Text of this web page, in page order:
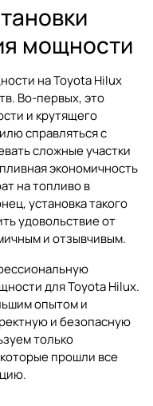
мощности
на Toyota Hilux
Во-первых, это
и крутящего
справляться с
сложные участки
экономичность
на топливо в
установка такого
удовольствие от
и отзывчивым.
для Toyota Hilux.
опытом и
и безопасную
только
прошли все